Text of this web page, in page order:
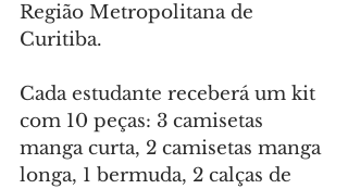
Região Metropolitana de
Curitiba.
Cada estudante receberá um kit
com 10 peças: 3 camisetas
manga curta, 2 camisetas manga
longa, 1 bermuda, 2 calças de